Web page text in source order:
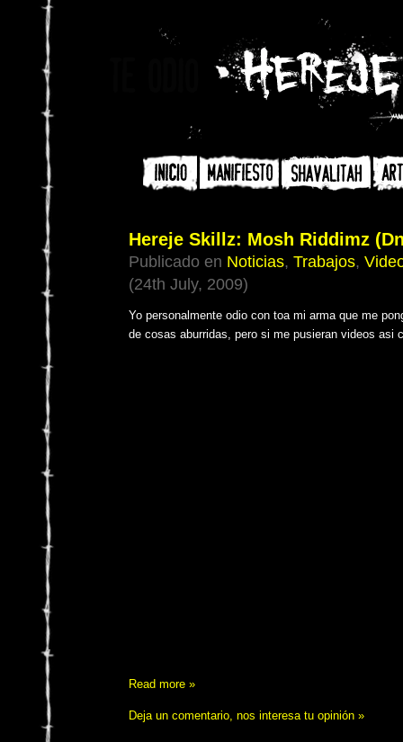
Hereje Skillz: Mosh Riddimz
Publicado en Noticias, Trabajos,
(24th July, 2009)
Yo personalmente odio con toa mi arma que me
de cosas aburridas, pero si me pusieran videos asi
Read more »
Deja un comentario, nos interesa tu opinión »